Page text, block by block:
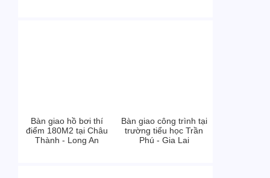
Bàn giao hồ bơi thí
điểm 180M2 tại Châu
Thành - Long An
Bàn giao công trình tại
trường tiểu học Trần
Phú - Gia Lai